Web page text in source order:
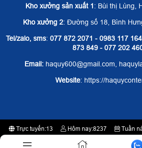
Kho xưởng sản xuất 1: Bùi thị Lùng,
Kho xưởng 2: Đường số 18, Bình
Tel/zalo, sms: 077 872 2071 - 0983 117
873 849 - 077 202
Email: haquy600@gmail.com,
Website: https://
Trực tuyến:13 Hôm nay:8237 Tuần
Tất cả: